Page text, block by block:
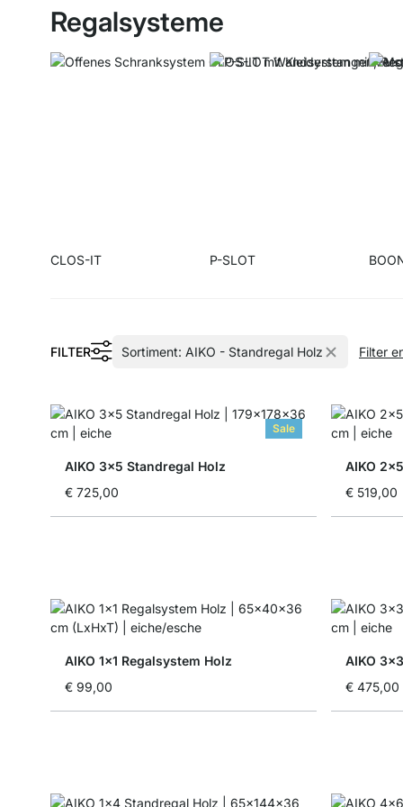
Regalsysteme
CLOS-IT P-SLOT
FILTER Sortiment: AIKO - Standregal Holz Filter
Sale
AIKO 3x5 Standregal Holz
€ 725,00
AIKO
€ 519,00
AIKO 1x1 Regalsystem Holz
€ 99,00
AIKO
€ 475,00